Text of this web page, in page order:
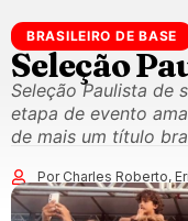
BRASILEIRO DE BASE
Seleção
Seleção Paulista de
etapa de evento
de mais um título
Por Charles Roberto,